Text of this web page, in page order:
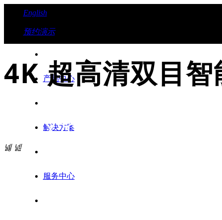
English
预约演示
产品中心
解决方案
服务中心
4K 超高清双目
JX200I
넳 넲